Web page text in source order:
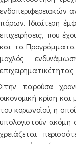
ενδοπεριφερειακών
πόρων. Ιδιαίτερη
επιχειρήσεις, που
και τα
μοχλός
επιχειρηματικότητας
Στην παρούσα
οικονομική κρίση
του κορωνοϊού, η
υπολογιστούν ακόμη
χρειάζεται